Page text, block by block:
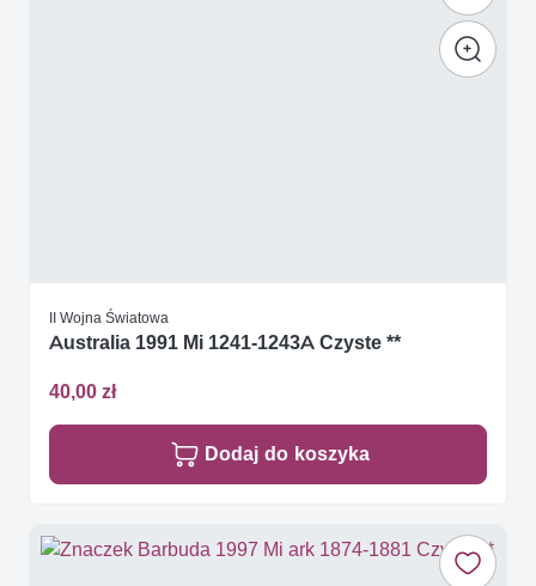
II Wojna Światowa
Australia 1991 Mi 1241-1243A Czyste **
40,00 zł
Dodaj do koszyka